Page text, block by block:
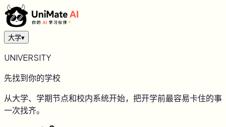
大学▾
UNIVERSITY
先找到你的学校
从大学、学期节点和校内系统开始，把开学前最容易卡住的事
一次找齐。